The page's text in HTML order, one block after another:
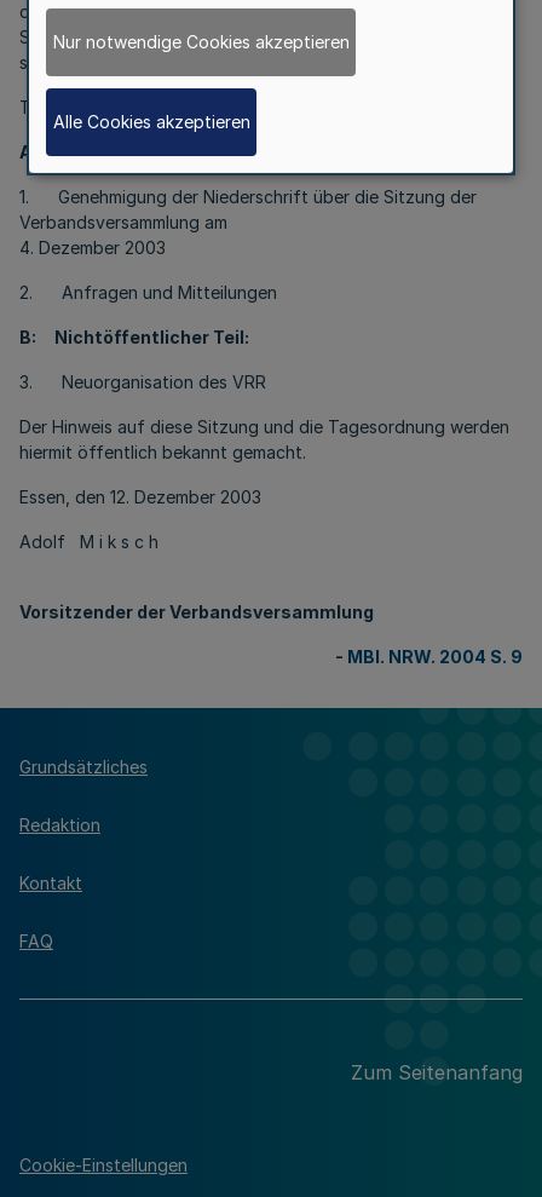
des Rathauses der Stadt Essen, Ribbeckstrasse 15, eine
Sitzung der Verbandsversammlung des Zweckverbandes VRR
statt.
Tagesordnung
A: Öffentlicher Teil:
1. Genehmigung der Niederschrift über die Sitzung der
Verbandsversammlung am
4. Dezember 2003
2. Anfragen und Mitteilungen
B: Nichtöffentlicher Teil:
3. Neuorganisation des VRR
Der Hinweis auf diese Sitzung und die Tagesordnung werden
hiermit öffentlich bekannt gemacht.
Essen, den 12. Dezember 2003
Adolf M i k s c h
Vorsitzender der Verbandsversammlung
- MBl. NRW. 2004 S. 9
Grundsätzliches
Redaktion
Kontakt
FAQ
Zum Seitenanfang
Cookie-Einstellungen
Nur notwendige Cookies akzeptieren
Alle Cookies akzeptieren